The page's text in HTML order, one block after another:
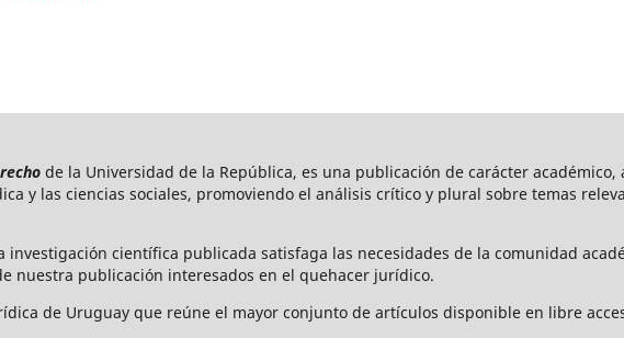
de la Universidad de la República, es una publicación de carácter
y las ciencias sociales, promoviendo el análisis crítico y plural sobre temas
científica publicada satisfaga las necesidades de la comunidad
nuestra publicación interesados en el quehacer jurídico.
de Uruguay que reúne el mayor conjunto de artículos disponible en libre